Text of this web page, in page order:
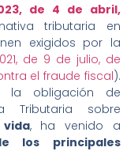
, de 4 de abril,
tributaria en
exigidos por la
de 9 de julio, de
el fraude fiscal).
la obligación de
Tributaria sobre
, ha venido a
los principales